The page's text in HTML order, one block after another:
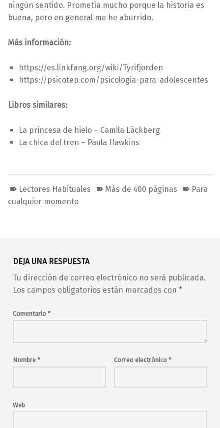
ningún sentido. Prometía mucho porque la historia es
buena, pero en general me he aburrido.
Más información:
https://es.linkfang.org/wiki/Tyrifjorden
https://psicotep.com/psicologia-para-adolescentes
Libros similares:
La princesa de hielo – Camila Läckberg
La chica del tren – Paula Hawkins
Lectores Habituales Más de 400 páginas
Para
cualquier momento
DEJA UNA RESPUESTA
Tu dirección de correo electrónico no será publicada.
Los campos obligatorios están marcados con *
Comentario *
Nombre * Correo electrónico *
Web